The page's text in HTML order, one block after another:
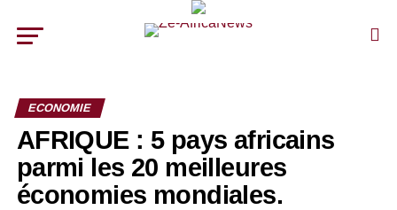
ECONOMIE
AFRIQUE : 5 pays africains
parmi les 20 meilleures
économies mondiales.